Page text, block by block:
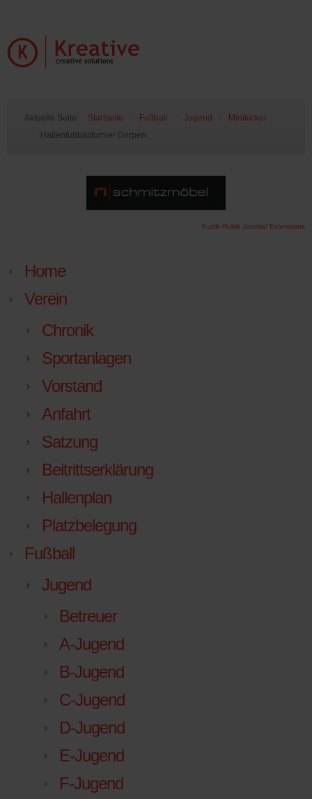
Aktuelle Seite: Startseite Fußball Jugend
Minikicker
Hallenfußballturnier Dörpen
Kubik-Rubik Joomla! Extensions
Home
Verein
Chronik
Sportanlagen
Vorstand
Anfahrt
Satzung
Beitrittserklärung
Hallenplan
Platzbelegung
Fußball
Jugend
Betreuer
A-Jugend
B-Jugend
C-Jugend
D-Jugend
E-Jugend
F-Jugend